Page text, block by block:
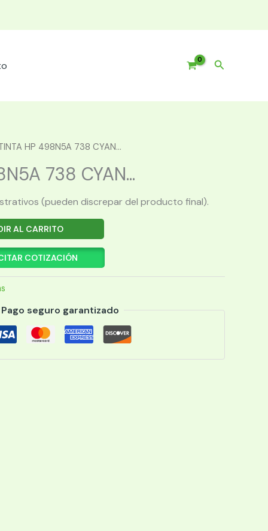
Buscar
HP 498N5A 738 CYAN...
738 CYAN...
(pueden discrepar del producto final).
AL CARRITO
COTIZACIÓN
Pago seguro garantizado